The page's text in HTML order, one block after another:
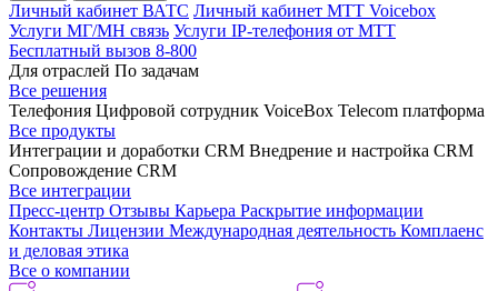
Личный кабинет ВАТС Личный кабинет МТТ Voicebox
Услуги МГ/МН связь Услуги IP-телефония от МТТ
Бесплатный вызов 8-800
Для отраслей По задачам
Все решения
Телефония Цифровой сотрудник VoiceBox Telecom платформа
Все продукты
Интеграции и доработки CRM Внедрение и настройка CRM
Сопровождение CRM
Все интеграции
Пресс-центр Отзывы Карьера Раскрытие информации
Контакты Лицензии Международная деятельность Комплаенс
и деловая этика
Все о компании